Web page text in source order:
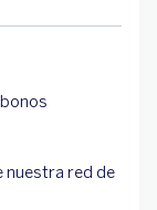
nuestra red de